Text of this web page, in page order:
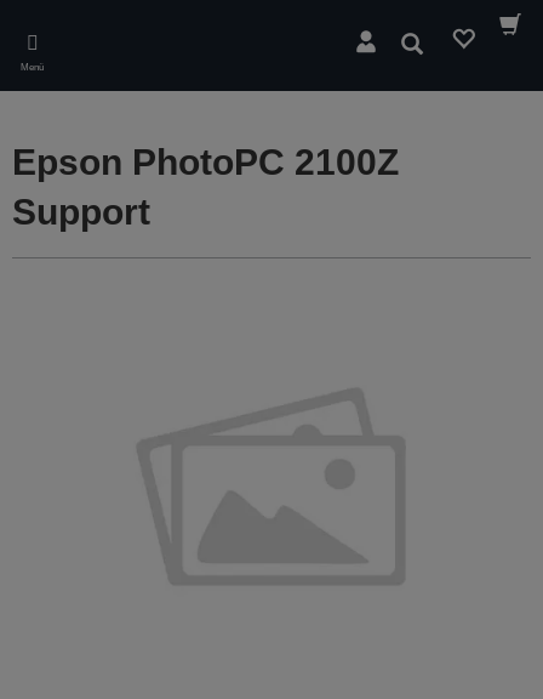
main
content
Menü
Suchen
Epson PhotoPC 2100Z
Support